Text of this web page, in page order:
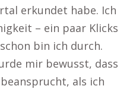
erkundet habe. Ich
– ein paar Klicks
bin ich durch.
mir bewusst, dass
als ich